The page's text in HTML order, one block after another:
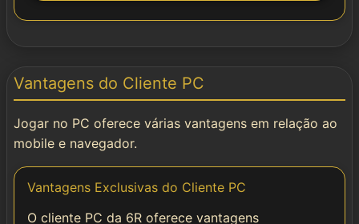
Vantagens do Cliente PC
Jogar no PC oferece várias vantagens em relação ao
mobile e navegador.
Vantagens Exclusivas do Cliente PC
O cliente PC da 6R oferece vantagens